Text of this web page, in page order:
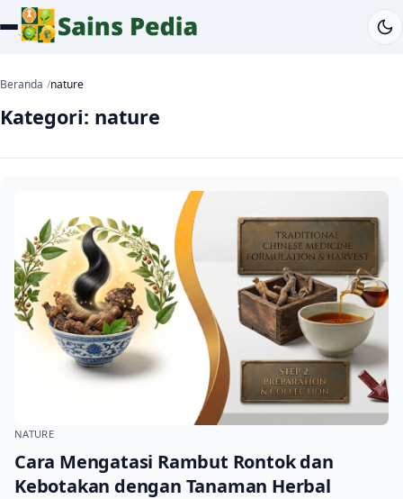
Beranda nature
Kategori: nature
NATURE
Cara Mengatasi Rambut Rontok dan
Kebotakan dengan Tanaman Herbal